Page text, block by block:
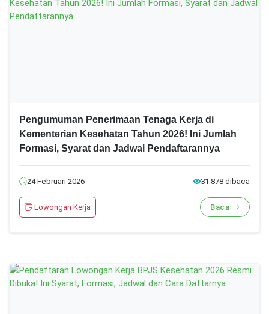
Pengumuman Penerimaan Tenaga Kerja di
Kementerian Kesehatan Tahun 2026! Ini Jumlah
Formasi, Syarat dan Jadwal Pendaftarannya
24 Februari 2026 31.878 dibaca
Lowongan Kerja Baca